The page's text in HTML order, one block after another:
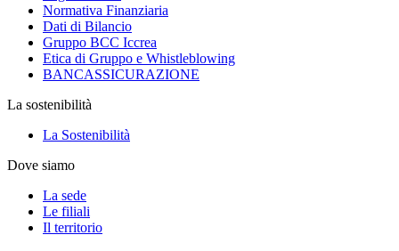
Normativa Finanziaria
Dati di Bilancio
Gruppo BCC Iccrea
Etica di Gruppo e Whistleblowing
BANCASSICURAZIONE
La sostenibilità
La Sostenibilità
Dove siamo
La sede
Le filiali
Il territorio